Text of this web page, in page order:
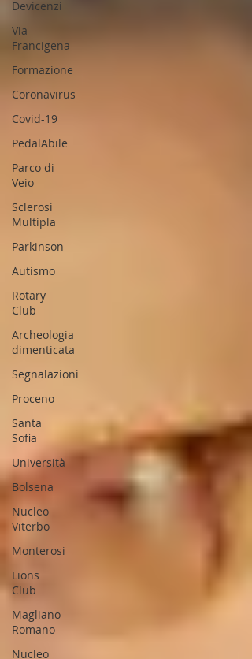
Devicenzi
Via
Francigena
Formazione
Coronavirus
Covid-19
PedalAbile
Parco di
Veio
Sclerosi
Multipla
Parkinson
Autismo
Rotary
Club
Archeologia
dimenticata
Segnalazioni
Proceno
Santa
Sofia
Università
Bolsena
Nucleo
Viterbo
Monterosi
Lions
Club
Magliano
Romano
Nucleo